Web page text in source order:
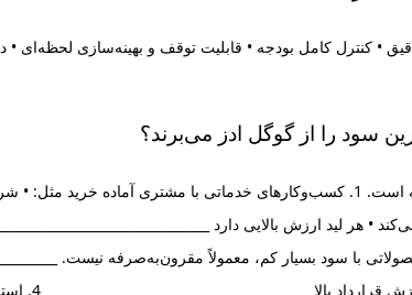
• کنترل کامل بودجه • قابلیت توقف و بهینه‌سازی لحظه‌ای •
سود را از گوگل ادز می‌برند؟
این بخش مهم‌ترین قسمت مقاله است. 1. کسب‌وکارهای خدماتی با
4. استارتاپ‌ها و برندهای نوپا • ورود سریع به بازار • تست بازار • جذب اولین مشتری‌ها